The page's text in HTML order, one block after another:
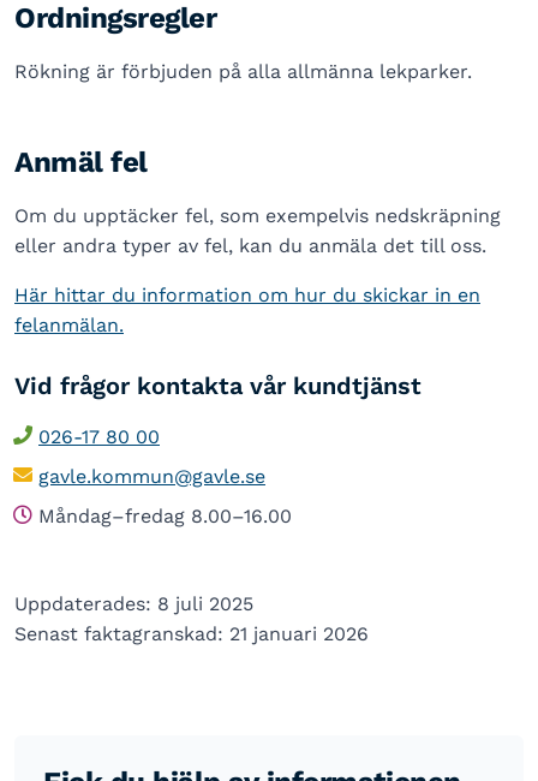
Ordningsregler
Rökning är förbjuden på alla allmänna lekparker.
Anmäl fel
Om du upptäcker fel, som exempelvis nedskräpning
eller andra typer av fel, kan du anmäla det till oss.
Här hittar du information om hur du skickar in en
felanmälan.
Vid frågor kontakta vår kundtjänst
026-17 80 00
gavle.kommun@gavle.se
Måndag–fredag 8.00–16.00
Uppdaterades: 8 juli 2025
Senast faktagranskad: 21 januari 2026